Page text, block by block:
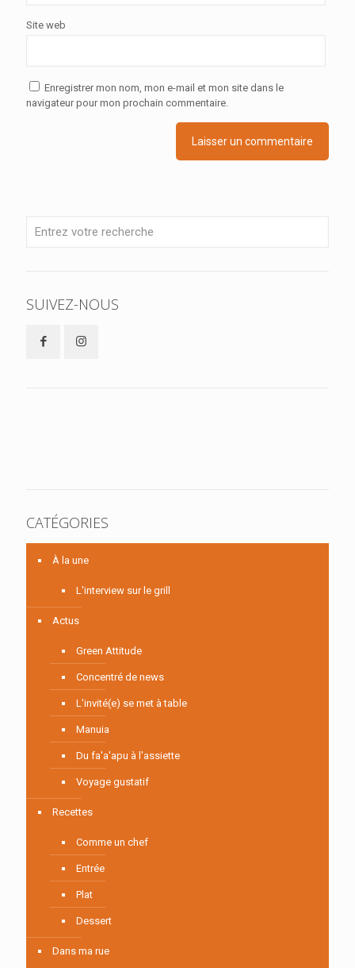
Site web
Enregistrer mon nom, mon e-mail et mon site dans le
navigateur pour mon prochain commentaire.
SUIVEZ-NOUS
CATÉGORIES
À la une
L'interview sur le grill
Actus
Green Attitude
Concentré de news
L'invité(e) se met à table
Manuia
Du fa'a'apu à l'assiette
Voyage gustatif
Recettes
Comme un chef
Entrée
Plat
Dessert
Dans ma rue